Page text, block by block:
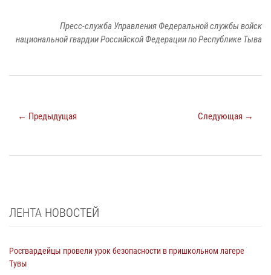
Пресс-служба Управления Федеральной службы войск
национальной гвардии Российской Федерации по Республике Тыва
← Предыдущая Следующая →
ЛЕНТА НОВОСТЕЙ
Росгвардейцы провели урок безопасности в пришкольном лагере
Тувы